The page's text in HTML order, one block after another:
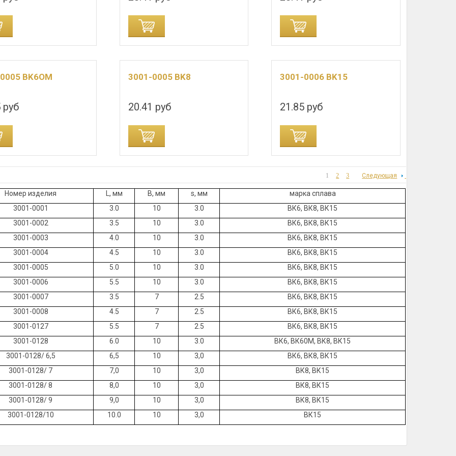
ДОБАВИТЬ В КОРЗИНУ
BK6OM
руб
3001-0005 BK8
20.41 руб
3001-0006 BK15
21.85 руб
ДОБАВИТЬ В КОРЗИНУ
1 2 3 Следующая
Номер изделия L, мм B, мм s, мм
марка сплава
3001-0001
3.0 10 3.0
ВК6, ВК8, ВК15
3001-0002
3.5 10 3.0
ВК6, ВК8, ВК15
3001-0003
4.0 10 3.0
ВК6, ВК8, ВК15
3001-0004
4.5 10 3.0
ВК6, ВК8, ВК15
3001-0005
5.0 10 3.0
ВК6, ВК8, ВК15
3001-0006
5.5 10 3.0
ВК6, ВК8, ВК15
3001-0007
3.5 7 2.5
ВК6, ВК8, ВК15
3001-0008
4.5 7 2.5
ВК6, ВК8, ВК15
3001-0127
5.5 7 2.5
ВК6, ВК8, ВК15
3001-0128
6.0 10 3.0
ВК6, ВК60М, ВК8, ВК15
3001-0128/ 6,5
6,5 10 3,0
ВК6, ВК8, ВК15
3001-0128/ 7
7,0 10 3,0
ВК8, ВК15
3001-0128/ 8
8,0 10 3,0
ВК8, ВК15
3001-0128/ 9
9,0 10 3,0
ВК8, ВК15
3001-0128/10
10.0 10 3,0 ВК15